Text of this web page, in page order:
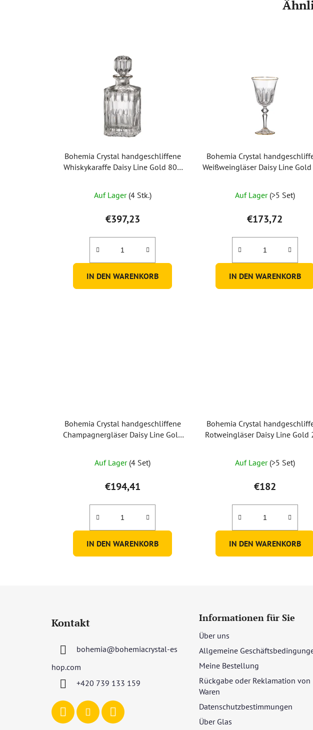
Bohemia Crystal handgeschliffene
Whiskykaraffe Daisy Line Gold 800
Auf Lager (4 Stk.)
€397,23
IN DEN WARENKORB
Bohemia Crystal
Weißweingläser Daisy Line Gold
Auf Lager (>5 Set)
€173,72
IN DEN WARENKORB
Bohemia Crystal handgeschliffene
Champagnergläser Daisy Line Gold
Auf Lager (4 Set)
€194,41
IN DEN WARENKORB
Bohemia Crystal
Rotweingläser Daisy Line Gold
Auf Lager (>5 Set)
€182
IN DEN WARENKORB
Kontakt
bohemia@bohemiacrystal-es
hop.com
+420 739 133 159
Informationen für Sie
Über uns
Allgemeine
Meine Bestellung
Rückgabe oder Reklamation von
Waren
Datenschutzbestimmungen
Über Glas